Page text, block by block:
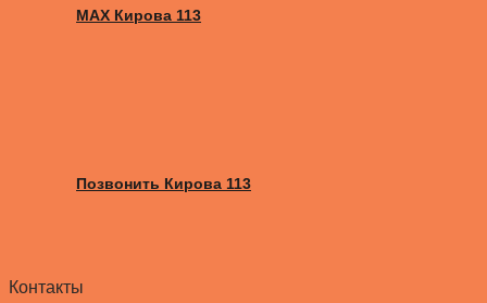
MAX Кирова 113
Позвонить Кирова 113
Контакты